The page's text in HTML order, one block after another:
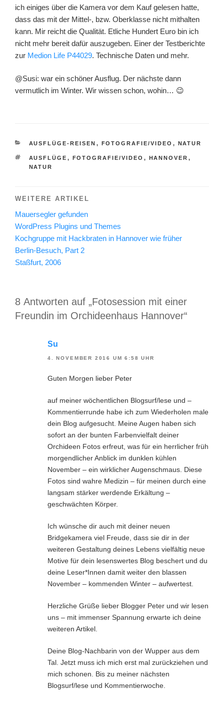
ich einiges über die Kamera vor dem Kauf gelesen hatte,
dass das mit der Mittel-, bzw. Oberklasse nicht mithalten
kann. Mir reicht die Qualität. Etliche Hundert Euro bin ich
nicht mehr bereit dafür auszugeben. Einer der Testberichte
zur Medion Life P44029. Technische Daten und mehr.
@Susi: war ein schöner Ausflug. Der nächste dann
vermutlich im Winter. Wir wissen schon, wohin… 😉
KATEGORIEN
AUSFLÜGE-REISEN , FOTOGRAFIE/VIDEO , NATUR
SCHLAGWÖRTER
AUSFLÜGE , FOTOGRAFIE/VIDEO , HANNOVER ,
NATUR
WEITERE ARTIKEL
Mauersegler gefunden
WordPress Plugins und Themes
Kochgruppe mit Hackbraten in Hannover wie früher
Berlin-Besuch, Part 2
Staßfurt, 2006
8 Antworten auf „Fotosession mit einer
Freundin im Orchideenhaus Hannover“
Su
4. NOVEMBER 2016 UM 6:58 UHR
Guten Morgen lieber Peter
auf meiner wöchentlichen Blogsurf/lese und –
Kommentierrunde habe ich zum Wiederholen male
dein Blog aufgesucht. Meine Augen haben sich
sofort an der bunten Farbenvielfalt deiner
Orchideen Fotos erfreut, was für ein herrlicher früh
morgendlicher Anblick im dunklen kühlen
November – ein wirklicher Augenschmaus. Diese
Fotos sind wahre Medizin – für meinen durch eine
langsam stärker werdende Erkältung –
geschwächten Körper.
Ich wünsche dir auch mit deiner neuen
Bridgekamera viel Freude, dass sie dir in der
weiteren Gestaltung deines Lebens vielfältig neue
Motive für dein lesenswertes Blog beschert und du
deine Leser*Innen damit weiter den blassen
November – kommenden Winter – aufwertest.
Herzliche Grüße lieber Blogger Peter und wir lesen
uns – mit immenser Spannung erwarte ich deine
weiteren Artikel.
Deine Blog-Nachbarin von der Wupper aus dem
Tal. Jetzt muss ich mich erst mal zurückziehen und
mich schonen. Bis zu meiner nächsten
Blogsurf/lese und Kommentierwoche.